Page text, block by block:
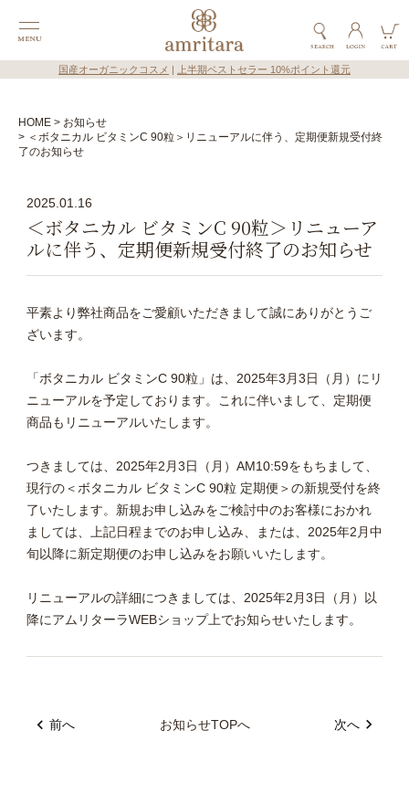
国産オーガニックコスメ 上半期ベストセラー 10%ポイント還元
HOME
お知らせ
＜ボタニカル ビタミンC 90粒＞リニューアルに伴う、定期便新規受付終
了のお知らせ
2025.01.16
＜ボタニカル ビタミンC 90粒＞リニューア
ルに伴う、定期便新規受付終了のお知らせ
平素より弊社商品をご愛顧いただきまして誠にありがとうご
ざいます。
「ボタニカル ビタミンC 90粒」は、2025年3月3日（月）にリ
ニューアルを予定しております。これに伴いまして、定期便
商品もリニューアルいたします。
つきましては、2025年2月3日（月）AM10:59をもちまして、
現行の＜ボタニカル ビタミンC 90粒 定期便＞の新規受付を終
了いたします。新規お申し込みをご検討中のお客様におかれ
ましては、上記日程までのお申し込み、または、2025年2月中
旬以降に新定期便のお申し込みをお願いいたします。
リニューアルの詳細につきましては、2025年2月3日（月）以
降にアムリターラWEBショップ上でお知らせいたします。
前へ お知らせTOPへ 次へ